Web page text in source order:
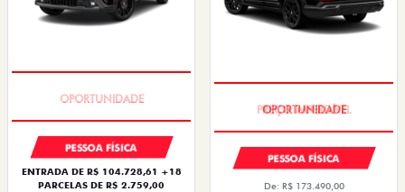
PESSOA FÍSICA
ENTRADA DE R$ 104.728,61 +18
PARCELAS DE R$ 2.759,00
PESSOA FÍSICA
De: R$ 173.490,00